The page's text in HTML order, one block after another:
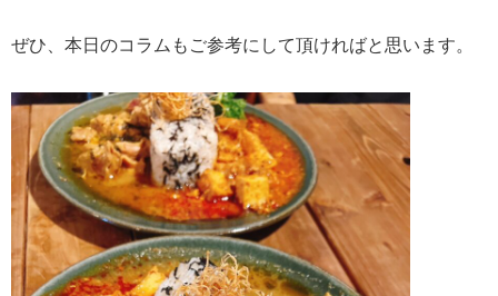
ぜひ、本日のコラムもご参考にして頂ければと思います。